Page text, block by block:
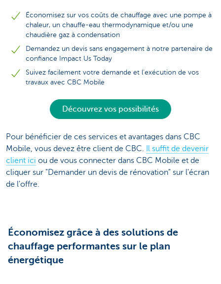
Économisez sur vos coûts de chauffage avec une pompe à
chaleur, un chauffe-eau thermodynamique et/ou une
chaudière gaz à condensation
Demandez un devis sans engagement à notre partenaire de
confiance Impact Us Today
Suivez facilement votre demande et l'exécution de vos
travaux avec CBC Mobile
Découvrez vos possibilités
Pour bénéficier de ces services et avantages dans CBC
Mobile, vous devez être client de CBC. Il suffit de devenir
client ici ou de vous connecter dans CBC Mobile et de
cliquer sur "Demander un devis de rénovation" sur l'écran
de l'offre.
Économisez grâce à des solutions de
chauffage performantes sur le plan
énergétique